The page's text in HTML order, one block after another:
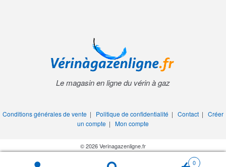
0
Le magasin en ligne du vérin à gaz
Conditions générales de vente | Politique de confidentialité | Contact | Créer
un compte | Mon compte
© 2026 Verinagazenligne.fr